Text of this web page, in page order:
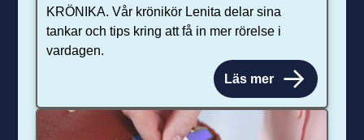
KRÖNIKA. Vår krönikör Lenita delar sina
tankar och tips kring att få in mer rörelse i
vardagen.
Läs mer